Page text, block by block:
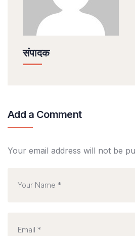
संपादक
Add a Comment
Your email address will not be